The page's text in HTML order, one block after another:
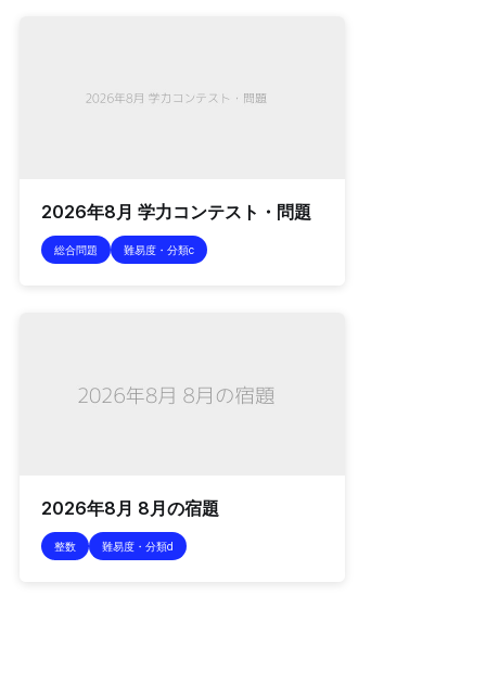
2026年8月 学力コンテスト・問題
総合問題 難易度・分類c
2026年8月 8月の宿題
整数 難易度・分類d